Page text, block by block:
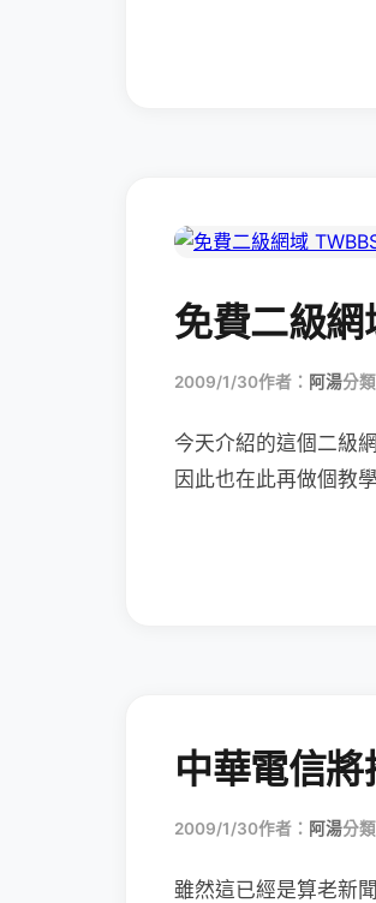
免費二級網
2009/1/30作者： 阿湯分類
今天介紹的這個二級
因此也在此再做個教
中華電信
2009/1/30作者： 阿湯分類
雖然這已經是算老新